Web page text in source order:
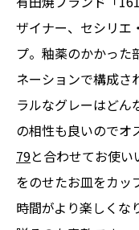
ザイナー、セシリエ
プ。釉薬のかかった
ネーションで構成さ
ラルなグレーはどん
の相性も良いのでオ
79と合わせてお使
をのせたお皿をカッ
時間がより楽しくな